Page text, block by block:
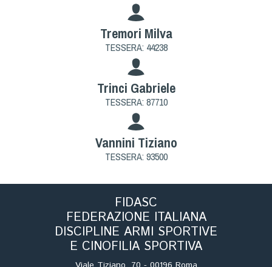
Tremori Milva
TESSERA: 44238
Trinci Gabriele
TESSERA: 87710
Vannini Tiziano
TESSERA: 93500
FIDASC
FEDERAZIONE ITALIANA
DISCIPLINE ARMI SPORTIVE
E CINOFILIA SPORTIVA